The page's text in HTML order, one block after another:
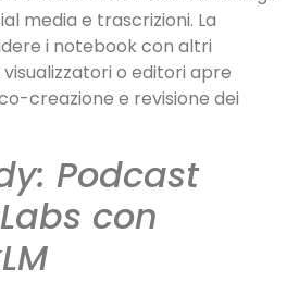
media e trascrizioni. La
i notebook con altri
o editori apre
creazione e revisione dei
Podcast
con